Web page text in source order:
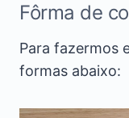
Fôrma de
Para fazermos
formas abaixo: